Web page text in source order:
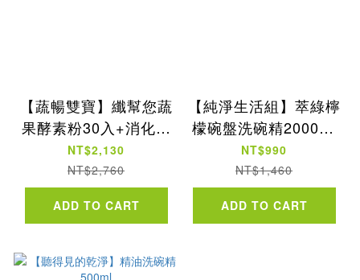
【蔬暢雙寶】纖幫您蔬
果酵素粉30入+消化酵
素60入
NT$2,130
NT$2,760
ADD TO CART
【純淨生活組】萃綠檸
檬碗盤洗碗精2000ml
再贈500ml+洗碗棉
NT$990
NT$1,460
ADD TO CART